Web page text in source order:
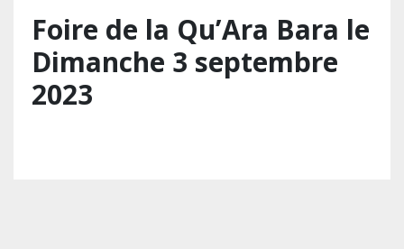
Foire de la Qu’Ara Bara le
Dimanche 3 septembre
2023